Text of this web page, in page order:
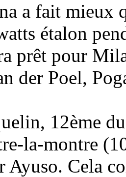
a fait mieux
étalon
prêt pour
der Poel,
12ème
la-montre
Ayuso. Cela